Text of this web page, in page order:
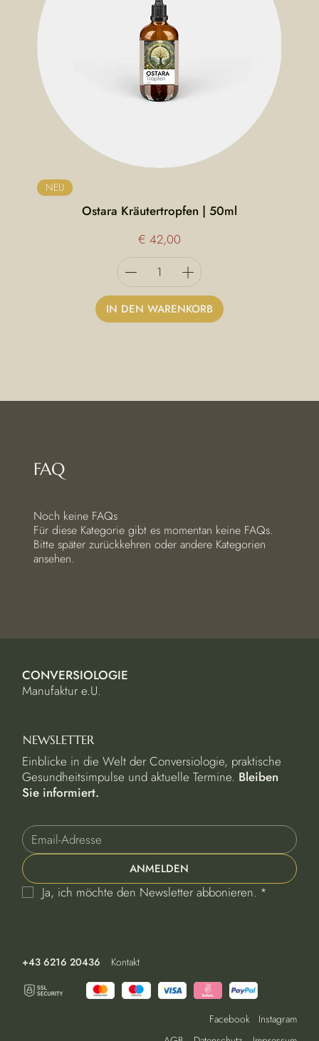
NEU
Ostara Kräutertropfen | 50ml
Preis
€ 42,00
IN DEN WARENKORB
FAQ
Noch keine FAQs
Für diese Kategorie gibt es momentan keine FAQs.
Bitte später zurückkehren oder andere Kategorien
ansehen.
Facebook
Instagram
+43 6216 20436 Kontakt
CONVERSIOLOGIE
Manufaktur e.U.
NEWSLETTER
Einblicke in die Welt der Conversiologie, praktische
Gesundheitsimpulse und aktuelle Termine. Bleiben
Sie informiert.
ANMELDEN
Ja, ich möchte den Newsletter abbonieren. *